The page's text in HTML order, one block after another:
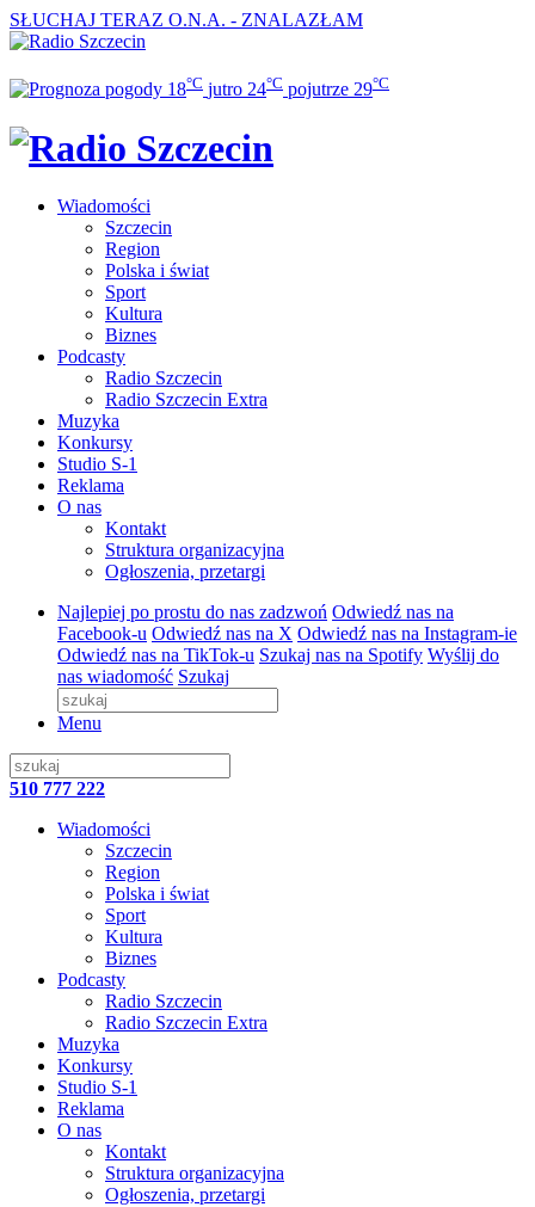
SŁUCHAJ TERAZ O.N.A. - ZNALAZŁAM
18°C jutro 24°C pojutrze 29°C
Wiadomości
Szczecin
Region
Polska i świat
Sport
Kultura
Biznes
Podcasty
Radio Szczecin
Radio Szczecin Extra
Muzyka
Konkursy
Studio S-1
Reklama
O nas
Kontakt
Struktura organizacyjna
Ogłoszenia, przetargi
Najlepiej po prostu do nas zadzwoń Odwiedź nas na
Facebook-u Odwiedź nas na X Odwiedź nas na Instagram-ie
Odwiedź nas na TikTok-u Szukaj nas na Spotify Wyślij do
nas wiadomość Szukaj
Menu
510 777 222
Wiadomości
Szczecin
Region
Polska i świat
Sport
Kultura
Biznes
Podcasty
Radio Szczecin
Radio Szczecin Extra
Muzyka
Konkursy
Studio S-1
Reklama
O nas
Kontakt
Struktura organizacyjna
Ogłoszenia, przetargi